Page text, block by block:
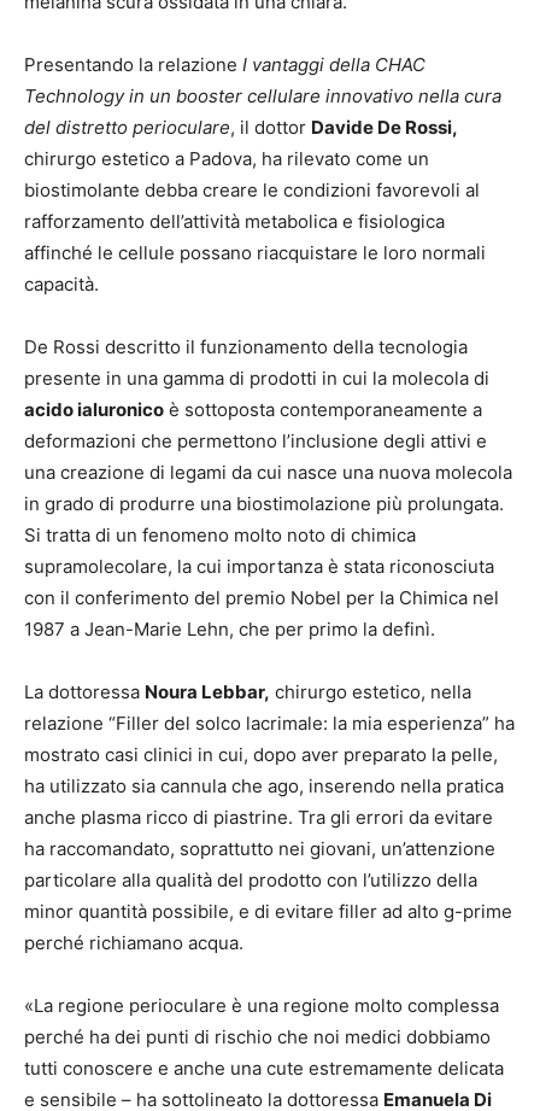
Presentando la relazione I vantaggi della CHAC
Technology in un booster cellulare innovativo nella cura
del distretto perioculare, il dottor Davide De Rossi,
chirurgo estetico a Padova, ha rilevato come un
biostimolante debba creare le condizioni favorevoli al
rafforzamento dell’attività metabolica e fisiologica
affinché le cellule possano riacquistare le loro normali
capacità.
De Rossi descritto il funzionamento della tecnologia
presente in una gamma di prodotti in cui la molecola di
acido ialuronico è sottoposta contemporaneamente a
deformazioni che permettono l’inclusione degli attivi e
una creazione di legami da cui nasce una nuova molecola
in grado di produrre una biostimolazione più prolungata.
Si tratta di un fenomeno molto noto di chimica
supramolecolare, la cui importanza è stata riconosciuta
con il conferimento del premio Nobel per la Chimica nel
1987 a Jean-Marie Lehn, che per primo la definì.
La dottoressa Noura Lebbar, chirurgo estetico, nella
relazione “Filler del solco lacrimale: la mia esperienza” ha
mostrato casi clinici in cui, dopo aver preparato la pelle,
ha utilizzato sia cannula che ago, inserendo nella pratica
anche plasma ricco di piastrine. Tra gli errori da evitare
ha raccomandato, soprattutto nei giovani, un’attenzione
particolare alla qualità del prodotto con l’utilizzo della
minor quantità possibile, e di evitare filler ad alto g-prime
perché richiamano acqua.
«La regione perioculare è una regione molto complessa
perché ha dei punti di rischio che noi medici dobbiamo
tutti conoscere e anche una cute estremamente delicata
e sensibile – ha sottolineato la dottoressa Emanuela Di